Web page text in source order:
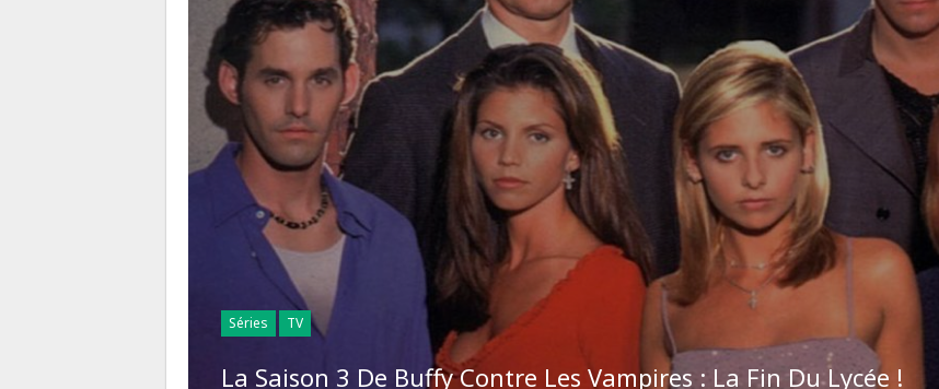
Séries TV
La Saison 3 De Buffy Contre Les Vampires : La Fin Du Lycée !